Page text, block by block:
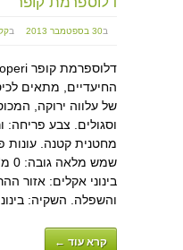
ב30 בספטמבר 2013 ב
החיעדיים, מתאים
של עלווה ירוקה,
וסגולים. צבע פריחה:
מחטנית קטנה. עונות
בינוני אקלים: אזור
והשפלה. השקיה:
קרא עוד ←